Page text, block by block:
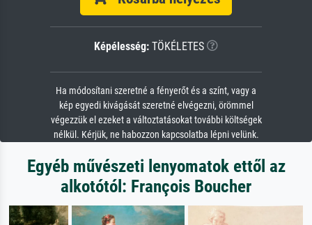
Képélesség: TÖKÉLETES
Ha módosítani szeretné a fényerőt és a színt, vagy a
kép egyedi kivágását szeretné elvégezni, örömmel
végezzük el ezeket a változtatásokat további költségek
nélkül. Kérjük, ne habozzon kapcsolatba lépni velünk.
Egyéb művészeti lenyomatok ettől az
alkotótól: François Boucher